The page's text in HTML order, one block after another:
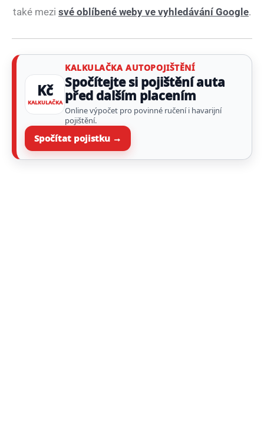
také mezi své oblíbené weby ve vyhledávání Google.
Kč
KALKULAČKA
KALKULAČKA AUTOPOJIŠTĚNÍ
Spočítejte si pojištění auta
před dalším placením
Online výpočet pro povinné ručení i havarijní
pojištění.
Spočítat pojistku →